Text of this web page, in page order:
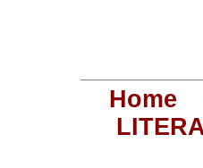
Home